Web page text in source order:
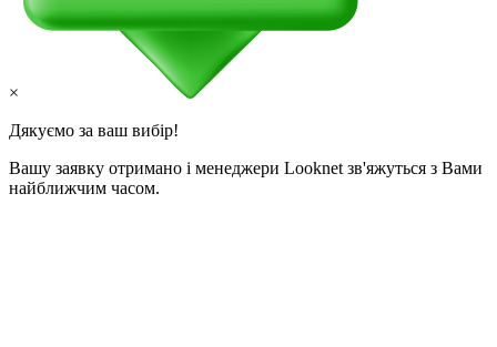
×
Дякуємо за ваш вибір!
Вашу заявку отримано і менеджери Looknet зв'яжуться з Вами
найближчим часом.